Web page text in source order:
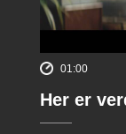
01:00
Her er